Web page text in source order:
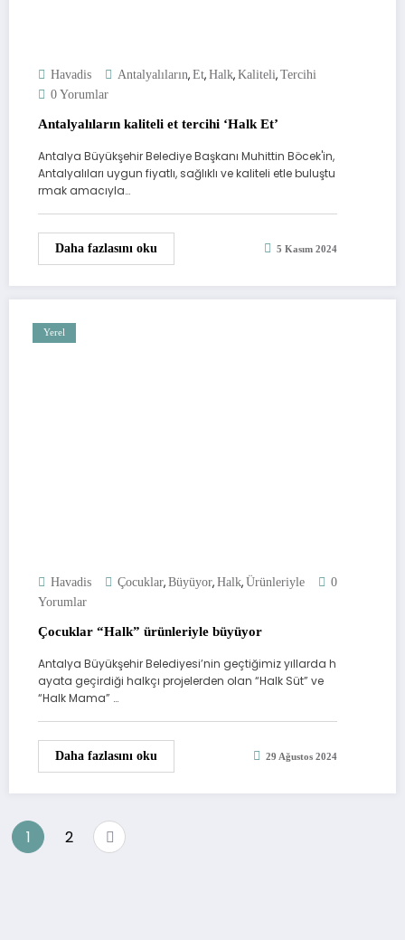
Havadis Antalyalıların, Et, Halk, Kaliteli, Tercihi
0 Yorumlar
Antalyalıların kaliteli et tercihi ‘Halk Et’
Antalya Büyükşehir Belediye Başkanı Muhittin Böcek'in,
Antalyalıları uygun fiyatlı, sağlıklı ve kaliteli etle buluştu
rmak amacıyla…
Daha fazlasını oku 5 Kasım 2024
Yerel
Havadis Çocuklar, Büyüyor, Halk, Ürünleriyle
0
Yorumlar
Çocuklar “Halk” ürünleriyle büyüyor
Antalya Büyükşehir Belediyesi’nin geçtiğimiz yıllarda h
ayata geçirdiği halkçı projelerden olan “Halk Süt” ve
“Halk Mama” …
Daha fazlasını oku 29 Ağustos 2024
Yazı
1 2